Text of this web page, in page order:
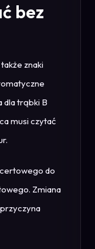
bez
znaki
dla trąbki B
musi czytać
do
Zmiana